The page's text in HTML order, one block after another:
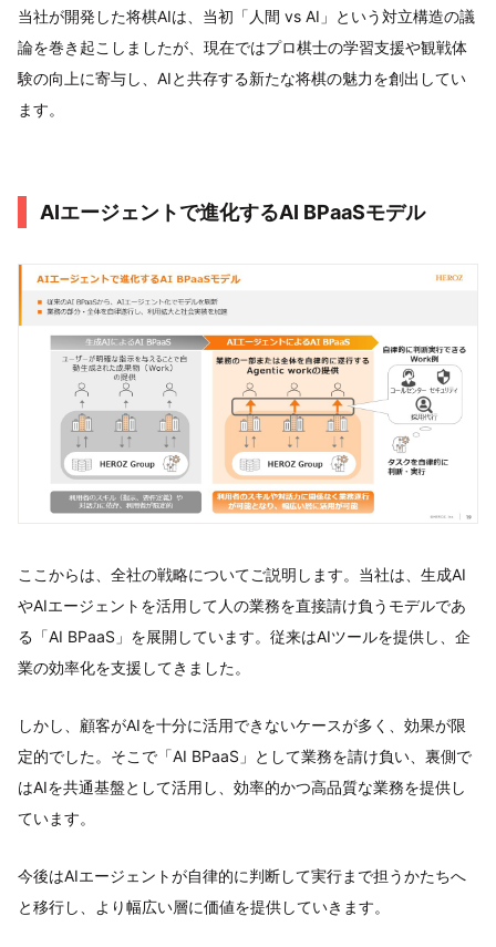
当社が開発した将棋AIは、当初「人間 vs AI」という対立構造の議
論を巻き起こしましたが、現在ではプロ棋士の学習支援や観戦体
験の向上に寄与し、AIと共存する新たな将棋の魅力を創出してい
ます。
AIエージェントで進化するAI BPaaSモデル
ここからは、全社の戦略についてご説明します。当社は、生成AI
やAIエージェントを活用して人の業務を直接請け負うモデルであ
る「AI BPaaS」を展開しています。従来はAIツールを提供し、企
業の効率化を支援してきました。
しかし、顧客がAIを十分に活用できないケースが多く、効果が限
定的でした。そこで「AI BPaaS」として業務を請け負い、裏側で
はAIを共通基盤として活用し、効率的かつ高品質な業務を提供し
ています。
今後はAIエージェントが自律的に判断して実行まで担うかたちへ
と移行し、より幅広い層に価値を提供していきます。